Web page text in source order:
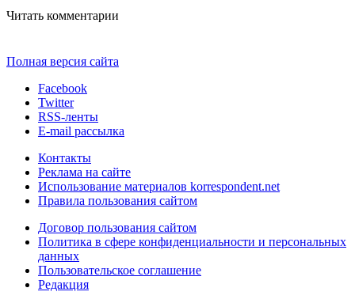
Читать комментарии
Полная версия сайта
Facebook
Twitter
RSS-ленты
E-mail рассылка
Контакты
Реклама на сайте
Использование материалов korrespondent.net
Правила пользования сайтом
Договор пользования сайтом
Политика в сфере конфиденциальности и персональных
данных
Пользовательское соглашение
Редакция